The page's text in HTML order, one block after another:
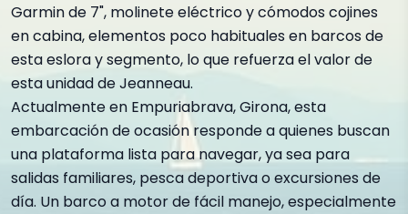
Garmin de 7", molinete eléctrico y cómodos cojines
en cabina, elementos poco habituales en barcos de
esta eslora y segmento, lo que refuerza el valor de
esta unidad de Jeanneau.
Actualmente en Empuriabrava, Girona, esta
embarcación de ocasión responde a quienes buscan
una plataforma lista para navegar, ya sea para
salidas familiares, pesca deportiva o excursiones de
día. Un barco a motor de fácil manejo, especialmente